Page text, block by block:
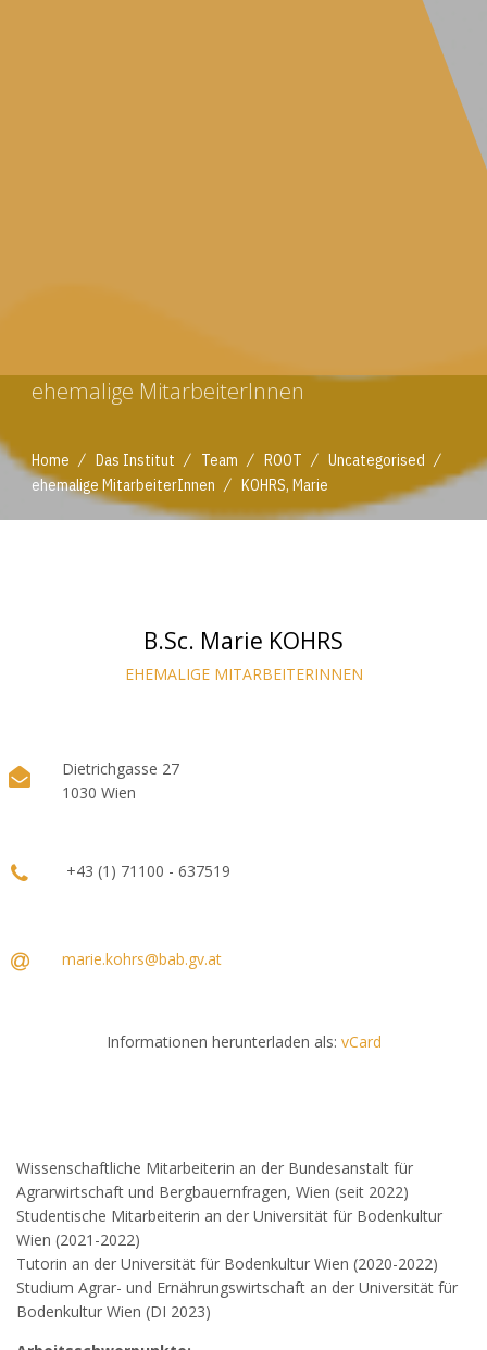
ehemalige MitarbeiterInnen
Home / Das Institut / Team / ROOT / Uncategorised /
ehemalige MitarbeiterInnen / KOHRS, Marie
B.Sc. Marie KOHRS
EHEMALIGE MITARBEITERINNEN
Dietrichgasse 27
1030 Wien
+43 (1) 71100 - 637519
marie.kohrs@bab.gv.at
Informationen herunterladen als: vCard
Wissenschaftliche Mitarbeiterin an der Bundesanstalt für
Agrarwirtschaft und Bergbauernfragen, Wien (seit 2022)
Studentische Mitarbeiterin an der Universität für Bodenkultur
Wien (2021-2022)
Tutorin an der Universität für Bodenkultur Wien (2020-2022)
Studium Agrar- und Ernährungswirtschaft an der Universität für
Bodenkultur Wien (DI 2023)